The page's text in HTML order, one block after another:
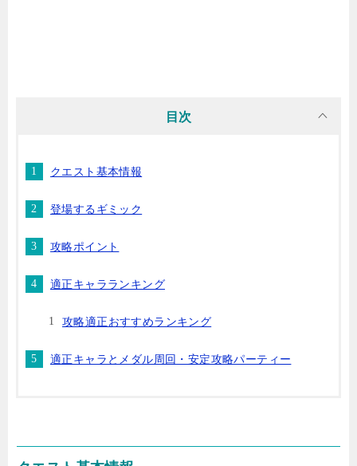
目次
クエスト基本情報
登場するギミック
攻略ポイント
適正キャラランキング
攻略適正おすすめランキング
適正キャラとメダル周回・安定攻略パーティー